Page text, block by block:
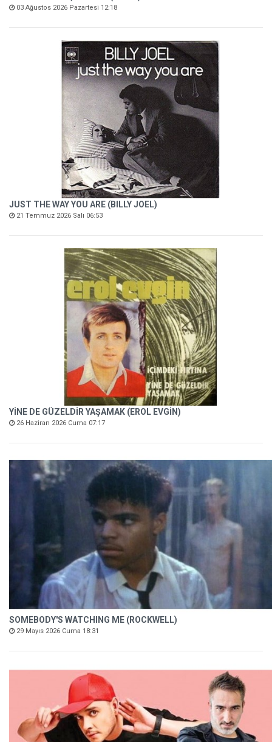
03 Ağustos 2026 Pazartesi 12:18
JUST THE WAY YOU ARE (BILLY JOEL)
21 Temmuz 2026 Salı 06:53
YİNE DE GÜZELDİR YAŞAMAK (EROL EVGİN)
26 Haziran 2026 Cuma 07:17
SOMEBODY'S WATCHING ME (ROCKWELL)
29 Mayıs 2026 Cuma 18:31